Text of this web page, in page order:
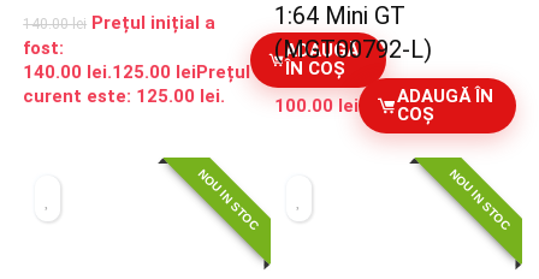
140.00lei Prețul inițial a
fost:
140.00 lei.125.00 leiPrețul
curent este: 125.00 lei.
ADAUGĂ
ÎN COȘ
1:64 Mini GT
(MGT00792-L)
100.00 lei
ADAUGĂ ÎN
COȘ
NOU IN STOC NOU IN STOC